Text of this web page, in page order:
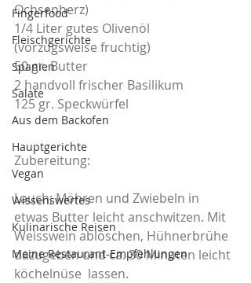
Fingerfood
Fleischgerichte
Spanien
Salate
Aus dem Backofen
Hauptgerichte
Vegan
Wissenswertes
Kulinarische Reisen
Meine Restaurant-Empfehlungen
Ochsenherz)
1/4 Liter gutes Olivenöl
(vorzugsweise fruchtig)
50 gr. Butter
2 handvoll frischer Basilikum
125 gr. Speckwürfel
Zubereitung:
Lauch; Möhren und Zwiebeln in
etwas Butter leicht anschwitzen. Mit
Weisswein ablöschen, Hühnerbrühe
dazugeben und ca. 30 Minuten leicht
köchelnüse  lassen.